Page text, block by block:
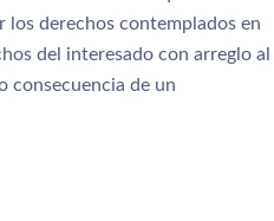
derechos contemplados en
del interesado con arreglo al
consecuencia de un